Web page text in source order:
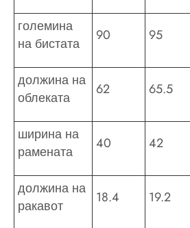
големина
на бистата
90 95
должина на
облеката
62 65.5
ширина на
рамената
40 42
должина на
ракавот
18.4 19.2